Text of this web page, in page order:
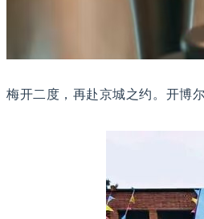
梅开二度，再赴京城之约。开博